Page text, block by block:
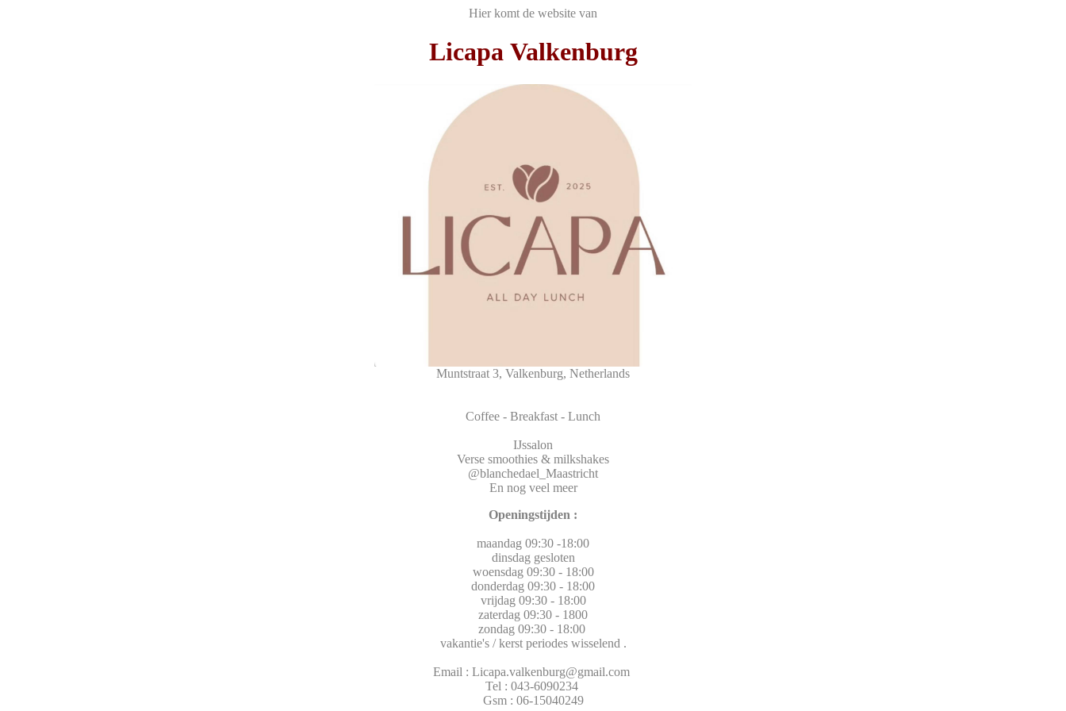
Hier komt de website van
Licapa Valkenburg
Muntstraat 3, Valkenburg, Netherlands
Coffee - Breakfast - Lunch
IJssalon
Verse smoothies & milkshakes
@blanchedael_Maastricht
En nog veel meer
Openingstijden :
maandag 09:30 -18:00
dinsdag gesloten
woensdag 09:30 - 18:00
donderdag 09:30 - 18:00
vrijdag 09:30 - 18:00
zaterdag 09:30 - 1800
zondag 09:30 - 18:00
vakantie's / kerst periodes wisselend .
Email : Licapa.valkenburg@gmail.com
Tel : 043-6090234
Gsm : 06-15040249